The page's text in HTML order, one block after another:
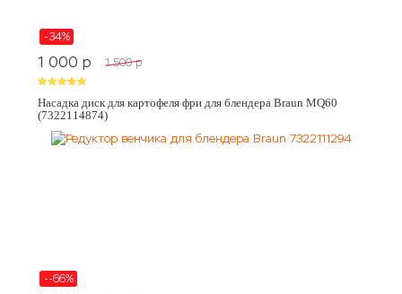
-34%
1 000 p 1 500 p
Насадка диск для картофеля фри для блендера Braun MQ60
(7322114874)
--66%